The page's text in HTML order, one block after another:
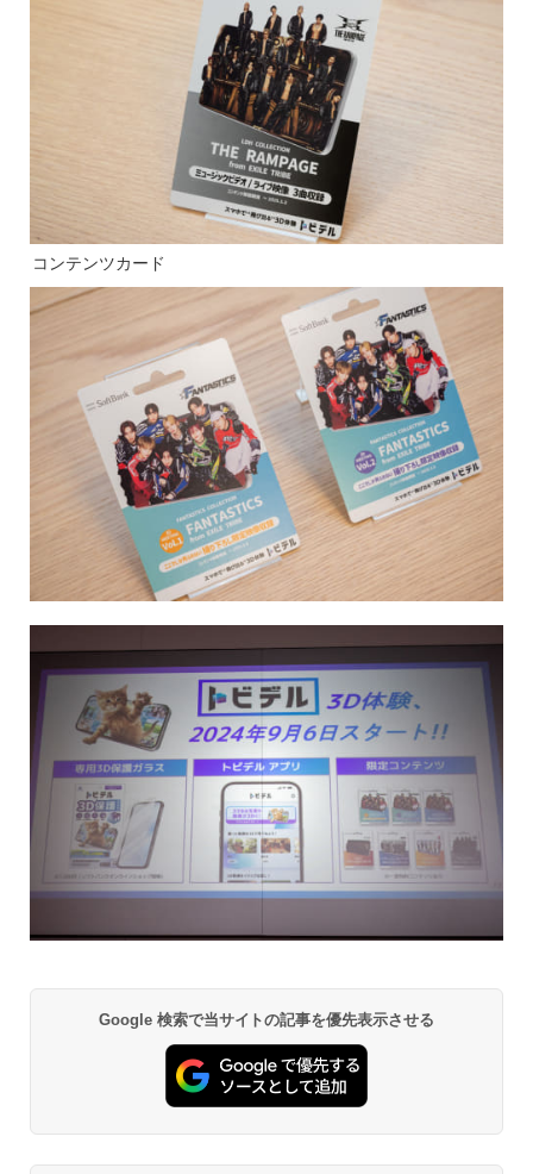
コンテンツカード
Google 検索で当サイトの記事を優先表示させる